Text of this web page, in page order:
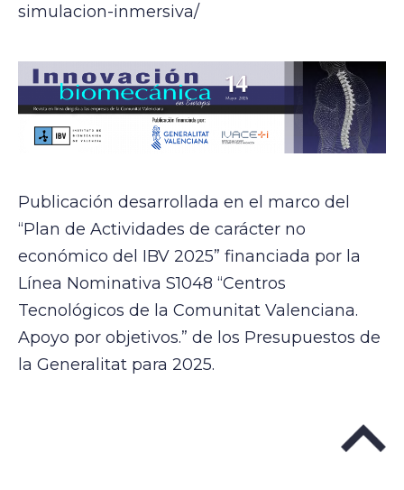
simulacion-inmersiva/
Publicación desarrollada en el marco del
“Plan de Actividades de carácter no
económico del IBV 2025” financiada por la
Línea Nominativa S1048 “Centros
Tecnológicos de la Comunitat Valenciana.
Apoyo por objetivos.” de los Presupuestos de
la Generalitat para 2025.